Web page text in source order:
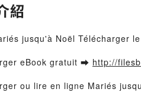
紹
jusqu'à Noël Télécharger
eBook gratuit ➡ http://
ou lire en ligne Mariés